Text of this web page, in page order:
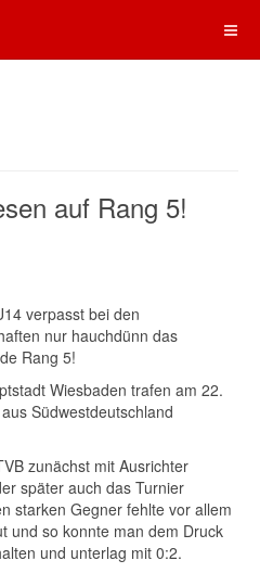
auf Rang 5!
verpasst bei den
nur hauchdünn das
Rang 5!
Wiesbaden trafen am 22.
Südwestdeutschland
zunächst mit Ausrichter
später auch das Turnier
starken Gegner fehlte vor allem
und so konnte man dem Druck
und unterlag mit 0:2.